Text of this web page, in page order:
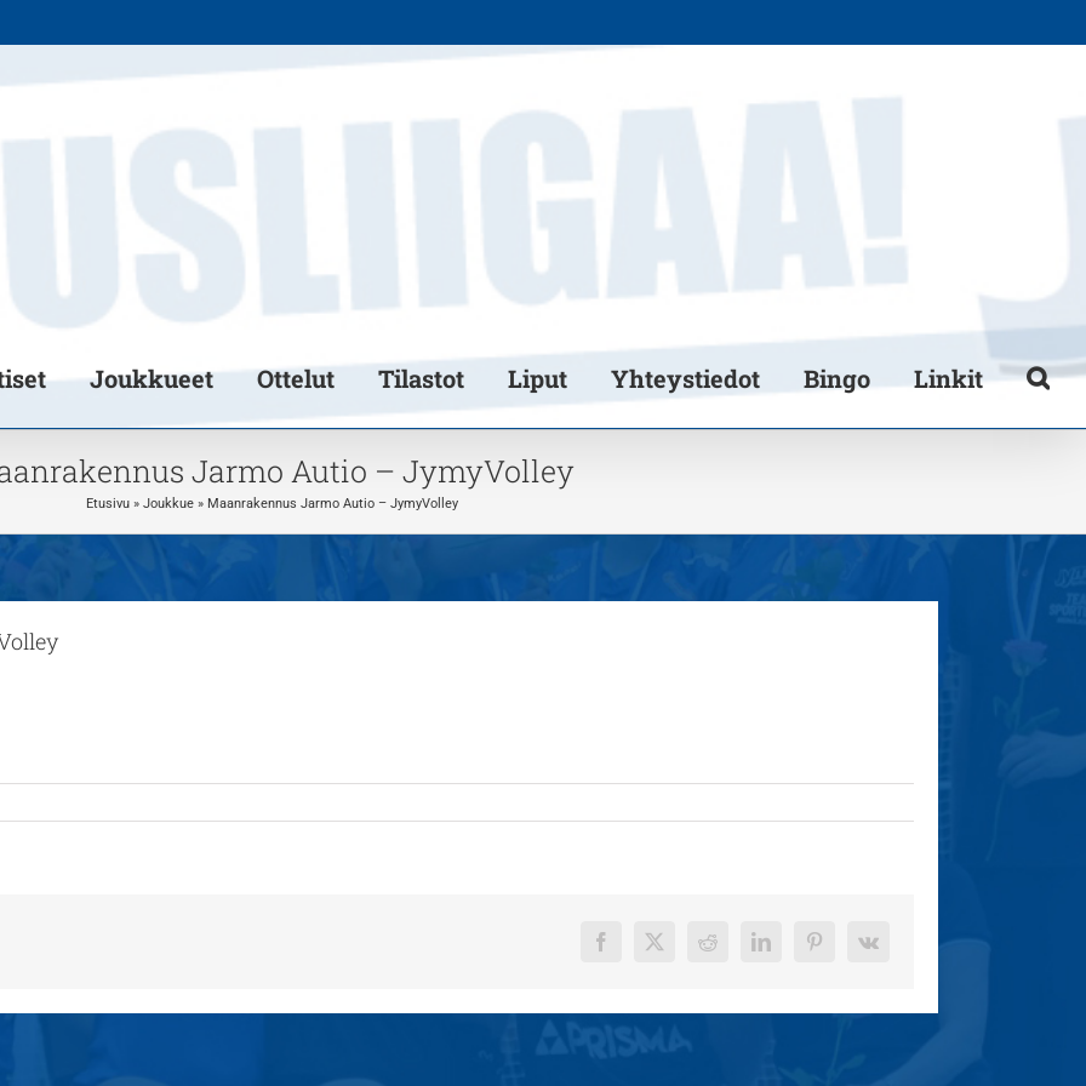
Joukkueet Ottelut Tilastot Liput Yhteystiedot Bingo Linkit
Jarmo Autio – JymyVolley
Etusivu» Joukkue» Maanrakennus Jarmo Autio – JymyVolley
Facebook
X Reddit LinkedInPinterest
Vk